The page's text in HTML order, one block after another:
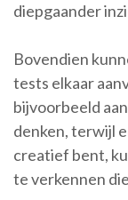
diepgaander
Bovendien
tests elkaar
bijvoorbeeld
denken, terwijl
creatief bent,
te verkennen